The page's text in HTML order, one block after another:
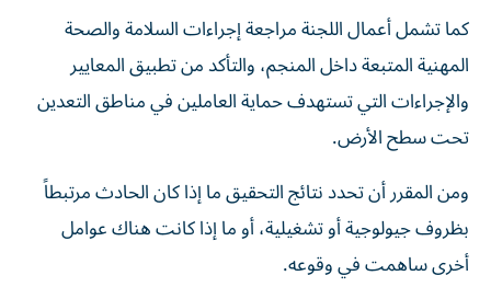
كما تشمل أعمال اللجنة مراجعة إجراءات السلامة والصحة
المهنية المتبعة داخل المنجم، والتأكد من تطبيق المعايير
والإجراءات التي تستهدف حماية العاملين في مناطق التعدين
تحت سطح الأرض.
ومن المقرر أن تحدد نتائج التحقيق ما إذا كان الحادث مرتبطاً
بظروف جيولوجية أو تشغيلية، أو ما إذا كانت هناك عوامل
أخرى ساهمت في وقوعه.